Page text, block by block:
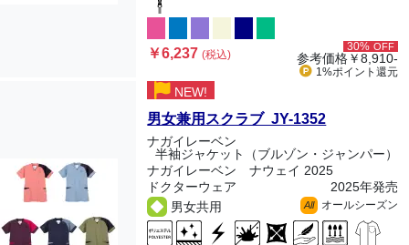
￥6,237(税込)
30% OFF
参考価格￥8,910-
1%ポイント 還元
NEW!
男女兼用スクラブ JY-1352
ナガイレーベン
半袖ジャケット（ブルゾン・ジャンパー）
ナガイレーベン ナウェイ 2025
ドクターウェア
2025年発売
男女共用
All オールシーズン